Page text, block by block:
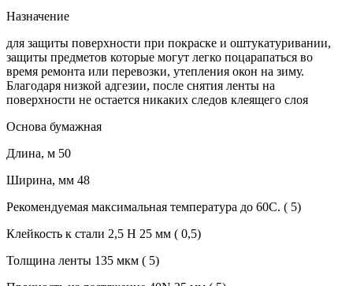
Назначение
для защиты поверхности при покраске и оштукатуривании,
защиты предметов которые могут легко поцарапаться во
время ремонта или перевозки, утепления окон на зиму.
Благодаря низкой адгезии, после снятия ленты на
поверхности не остается никаких следов клеящего слоя
Основа бумажная
Длина, м 50
Ширина, мм 48
Рекомендуемая максимальная температура до 60С. ( 5)
Клейкость к стали 2,5 Н 25 мм ( 0,5)
Толщина ленты 135 мкм ( 5)